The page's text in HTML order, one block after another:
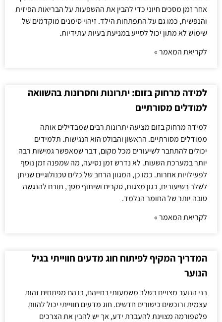
אחר זמן מסכים חיוני כדי להבין את ההשפעות על הבריאות הפיזית
והנפשית, כמו גם על התפתחות הילד. זיהוי סימנים מוקדמים של
שימוש לא מתון יכול לסייע במניעת בעיות עתידיות.
לקריאת המאמר »
למידה מרחוק בזום: יתרונות וחסרונות בהשוואה
למודלים מסורתיים
למידה מרחוק בזום מציעה יתרונות רבים שמבדילים אותה
ממודלים מסורתיים. הראשון והבולט הוא הנגישות. תלמידים
יכולים להתחבר לשיעורים מכל מקום, דבר שמאפשר גמישות רבה
יותר במערכת השעות. לא נדרש זמן נסיעה, מה שמפנה זמן נוסף
לפעילויות אחרות. כמו כן, המגוון הרחב של כלים טכנולוגיים שניתן
לשלב בשיעורים, כגון מצגות, סקרים ושיתוף מסך, תורם להנגשה
טובה יותר של החומר הנלמד.
לקריאת המאמר »
המדריך המקיף לפיתוח חוג מדעים חווייתי בגיל
הנוער
בני הנוער מצויים בשלב משמעותי בחייהם, בו הם מפתחים זהות
עצמית ורוכשים כישורים חדשים. חוג מדעים חווייתי יכול להוות
פלטפורמה מצוינת להעברת ידע, אך יש להבין את הצרכים